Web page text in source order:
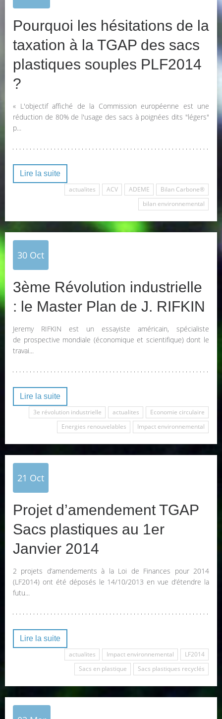
Pourquoi les hésitations de la
taxation à la TGAP des sacs
plastiques souples PLF2014
?
« L'objectif affiché de la Commission européenne est une
réduction de 80% de l'usage des sacs à poignées dits "légers"
p...
Lire la suite
actualites
ACV ADEME
Bilan Carbone®
bilan environnemental
30 Oct
3ème Révolution industrielle
: le Master Plan de J. RIFKIN
Jeremy RIFKIN est un essayiste américain, spécialiste
de prospective mondiale (économique et scientifique) dont le
travai...
Lire la suite
3e révolution industrielle
actualites
Economie circulaire
Energies renouvelables
Impact environnemental
21 Oct
Projet d’amendement TGAP
Sacs plastiques au 1er
Janvier 2014
2 projets d’amendements à la Loi de Finances pour 2014
(LF2014) ont été déposés le 14/10/2013 en vue d’étendre la
futu...
Lire la suite
actualites
Impact environnemental
LF2014
Sacs en plastique
Sacs plastiques recyclés